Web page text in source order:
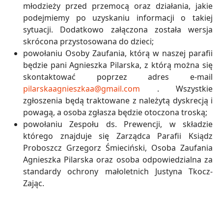
młodzieży przed przemocą oraz działania, jakie
podejmiemy po uzyskaniu informacji o takiej
sytuacji. Dodatkowo załączona została wersja
skrócona przystosowana do dzieci;
powołaniu Osoby Zaufania, którą w naszej parafii
będzie pani Agnieszka Pilarska, z którą można się
skontaktować poprzez adres e-mail
pilarskaagnieszkaa@gmail.com . Wszystkie
zgłoszenia będą traktowane z należytą dyskrecją i
powagą, a osoba zgłasza będzie otoczona troską;
powołaniu Zespołu ds. Prewencji, w składzie
którego znajduje się Zarządca Parafii Ksiądz
Proboszcz Grzegorz Śmieciński, Osoba Zaufania
Agnieszka Pilarska oraz osoba odpowiedzialna za
standardy ochrony małoletnich Justyna Tkocz-
Zając.